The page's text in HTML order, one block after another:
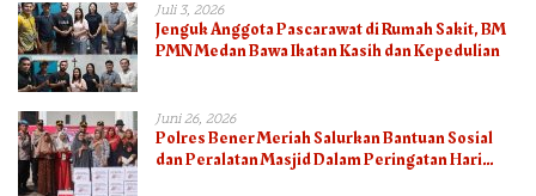
Juli 3, 2026
Jenguk Anggota Pascarawat di Rumah Sakit, BM
PMN Medan Bawa Ikatan Kasih dan Kepedulian
Juni 26, 2026
Polres Bener Meriah Salurkan Bantuan Sosial
dan Peralatan Masjid Dalam Peringatan Hari